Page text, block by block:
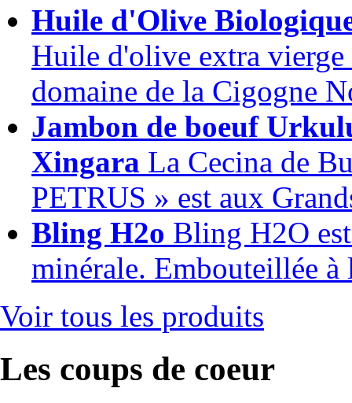
Huile d'Olive
Huile d'olive extra vierge
domaine de la Cigogne
Jambon de boeuf
Xingara La Cecina de
PETRUS » est aux
Bling H2o Bling H2O
minérale. Embouteillée à
Voir tous les produits
Les coups de coeur